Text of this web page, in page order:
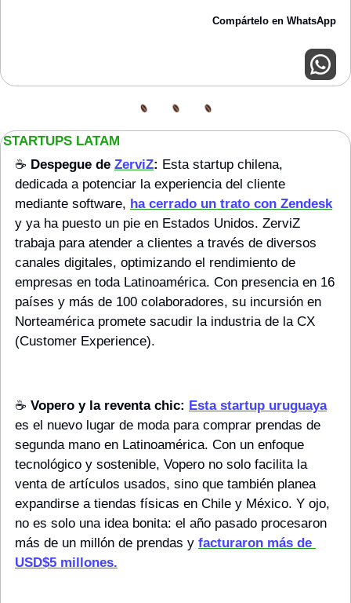
Compártelo en WhatsApp
STARTUPS LATAM
☕️ Despegue de ZerviZ: Esta startup chilena,
dedicada a potenciar la experiencia del cliente
mediante software, ha cerrado un trato con Zendesk
y ya ha puesto un pie en Estados Unidos. ZerviZ
trabaja para atender a clientes a través de diversos
canales digitales, optimizando el rendimiento de
empresas en toda Latinoamérica. Con presencia en 16
países y más de 100 colaboradores, su incursión en
Norteamérica promete sacudir la industria de la CX
(Customer Experience).
☕️ Vopero y la reventa chic: Esta startup uruguaya
es el nuevo lugar de moda para comprar prendas de
segunda mano en Latinoamérica. Con un enfoque
tecnológico y sostenible, Vopero no solo facilita la
venta de artículos usados, sino que también planea
expandirse a tiendas físicas en Chile y México. Y ojo,
no es solo una idea bonita: el año pasado procesaron
más de un millón de prendas y facturaron más de
USD$5 millones.